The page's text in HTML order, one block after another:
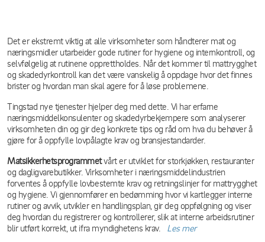
helt etter dine spesifikke behov.
Det er ekstremt viktig at alle virksomheter som håndterer mat og
næringsmidler utarbeider gode rutiner for hygiene og internkontroll, og
selvfølgelig at rutinene opprettholdes. Når det kommer til mattrygghet
og skadedyrkontroll kan det være vanskelig å oppdage hvor det finnes
brister og hvordan man skal agere for å løse problemene.
Tingstad nye tjenester hjelper deg med dette. Vi har erfarne
næringsmiddelkonsulenter og skadedyrbekjempere som analyserer
virksomheten din og gir deg konkrete tips og råd om hva du behøver å
gjøre for å oppfylle lovpålagte krav og bransjestandarder.
Matsikkerhetsprogrammetvårt er utviklet for storkjøkken, restauranter
og dagligvarebutikker. Virksomheter i næringsmiddelindustrien
forventes å oppfylle lovbestemte krav og retningslinjer for mattrygghet
og hygiene. Vi gjennomfører en bedømming hvor vi kartlegger interne
rutiner og avvik, utvikler en handlingsplan, gir deg oppfølgning og viser
deg hvordan du registrerer og kontrollerer, slik at interne arbeidsrutiner
blir utført korrekt, ut ifra myndighetens krav. Les mer